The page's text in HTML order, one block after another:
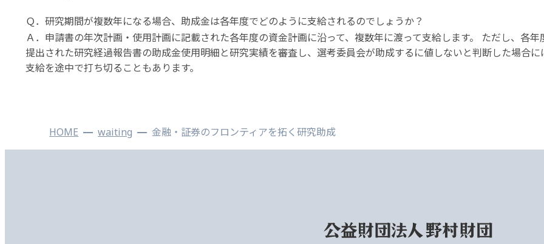
Ｑ．研究期間が複数年になる場合、助成金は各年度でどのように支給されるのでしょうか？
Ａ．申請書の年次計画・使用計画に記載された各年度の資金計画に沿って、複数年に渡って支給します。 ただし、各年
提出された研究経過報告書の助成金使用明細と研究実績を審査し、選考委員会が助成するに値しないと判断した場合に
支給を途中で打ち切ることもあります。
HOME waiting 金融・証券のフロンティアを拓く研究助成